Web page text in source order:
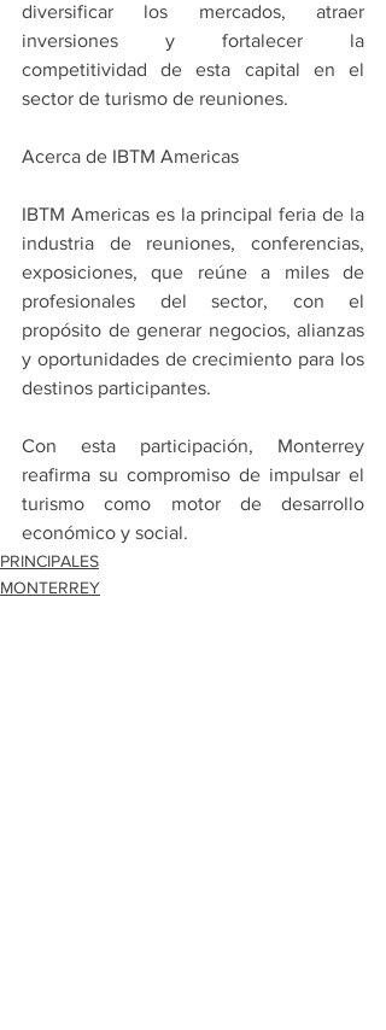
diversificar los mercados, atraer
inversiones y fortalecer la
competitividad de esta capital en el
sector de turismo de reuniones.
Acerca de IBTM Americas
IBTM Americas es la principal feria de la
industria de reuniones, conferencias,
exposiciones, que reúne a miles de
profesionales del sector, con el
propósito de generar negocios, alianzas
y oportunidades de crecimiento para los
destinos participantes.
Con esta participación, Monterrey
reafirma su compromiso de impulsar el
turismo como motor de desarrollo
económico y social.
PRINCIPALES
MONTERREY